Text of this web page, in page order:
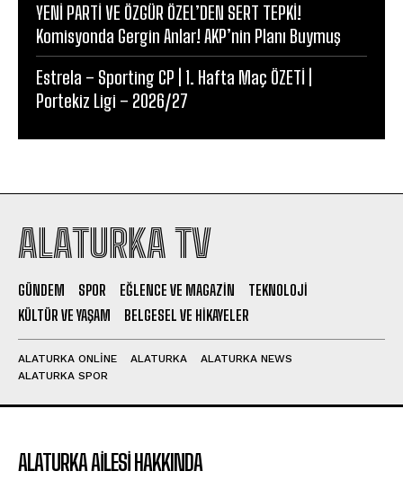
YENİ PARTİ VE ÖZGÜR ÖZEL’DEN SERT TEPKİ!
Komisyonda Gergin Anlar! AKP’nin Planı Buymuş
Estrela – Sporting CP | 1. Hafta Maç ÖZETİ |
Portekiz Ligi – 2026/27
ALATURKA TV
GÜNDEM SPOR EĞLENCE VE MAGAZIN
TEKNOLOJI
KÜLTÜR VE YAŞAM
BELGESEL VE HIKAYELER
ALATURKA ONLINE ALATURKA
ALATURKA NEWS
ALATURKA SPOR
ALATURKA AILESI HAKKINDA